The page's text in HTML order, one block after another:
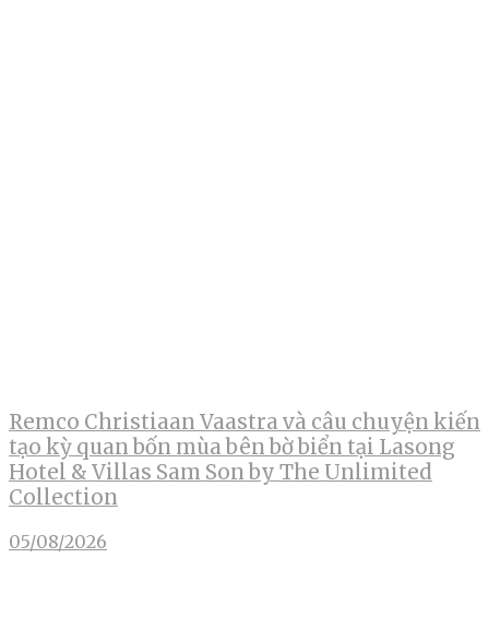
Remco Christiaan Vaastra và câu chuyện kiến
tạo kỳ quan bốn mùa bên bờ biển tại Lasong
Hotel & Villas Sam Son by The Unlimited
Collection
05/08/2026